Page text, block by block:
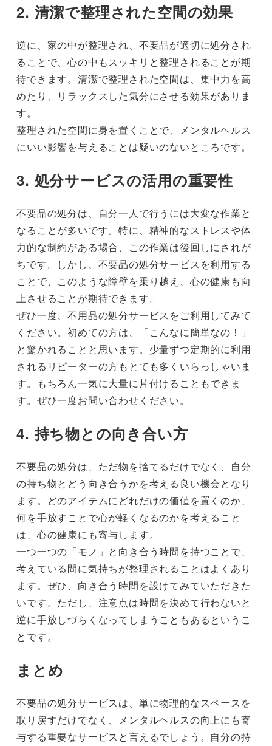
2. 清潔で整理された空間の効果
逆に、家の中が整理され、不要品が適切に処分され
ることで、心の中もスッキリと整理されることが期
待できます。清潔で整理された空間は、集中力を高
めたり、リラックスした気分にさせる効果がありま
す。
整理された空間に身を置くことで、メンタルヘルス
にいい影響を与えることは疑いのないところです。
3. 処分サービスの活用の重要性
不要品の処分は、自分一人で行うには大変な作業と
なることが多いです。特に、精神的なストレスや体
力的な制約がある場合、この作業は後回しにされが
ちです。しかし、不要品の処分サービスを利用する
ことで、このような障壁を乗り越え、心の健康も向
上させることが期待できます。
ぜひ一度、不用品の処分サービスをご利用してみて
ください。初めての方は、「こんなに簡単なの！」
と驚かれることと思います。少量ずつ定期的に利用
されるリピーターの方もとても多くいらっしゃいま
す。もちろん一気に大量に片付けることもできま
す。ぜひ一度お問い合わせください。
4. 持ち物との向き合い方
不要品の処分は、ただ物を捨てるだけでなく、自分
の持ち物とどう向き合うかを考える良い機会となり
ます。どのアイテムにどれだけの価値を置くのか、
何を手放すことで心が軽くなるのかを考えること
は、心の健康にも寄与します。
一つ一つの「モノ」と向き合う時間を持つことで、
考えている間に気持ちが整理されることはよくあり
ます。ぜひ、向き合う時間を設けてみていただきた
いです。ただし、注意点は時間を決めて行わないと
逆に手放しづらくなってしまうこともあるというこ
とです。
まとめ
不要品の処分サービスは、単に物理的なスペースを
取り戻すだけでなく、メンタルヘルスの向上にも寄
与する重要なサービスと言えるでしょう。自分の持